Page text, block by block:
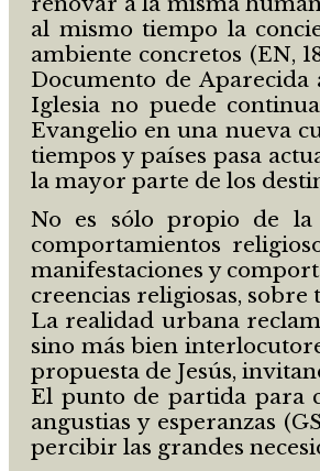
al mismo tiempo la
ambiente concretos (EN,
Documento de
Iglesia no puede
Evangelio en una nueva
tiempos y países pasa
la mayor parte de los
No es sólo propio de la
comportamientos
manifestaciones y
creencias religiosas,
La realidad urbana
sino más bien
propuesta de Jesús,
El punto de partida para
angustias y esperanzas
percibir las grandes